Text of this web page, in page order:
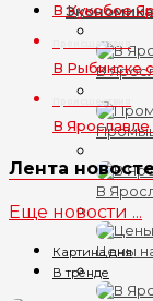
Экономика
В
В
Цены
В Кукобое
Происшествия
В Рыбинске
Происшествия
В Ярославле
Лента
Еще новости ...
Картина дня
В тренде